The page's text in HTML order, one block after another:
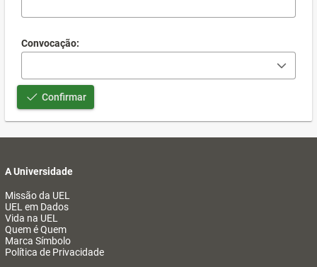
Convocação:
Confirmar
A Universidade
Missão da UEL
UEL em Dados
Vida na UEL
Quem é Quem
Marca Símbolo
Política de Privacidade